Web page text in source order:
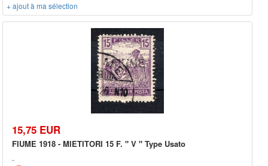
+ ajout à ma sélection
15,75 EUR
FIUME 1918 - MIETITORI 15 F. " V " Type Usato